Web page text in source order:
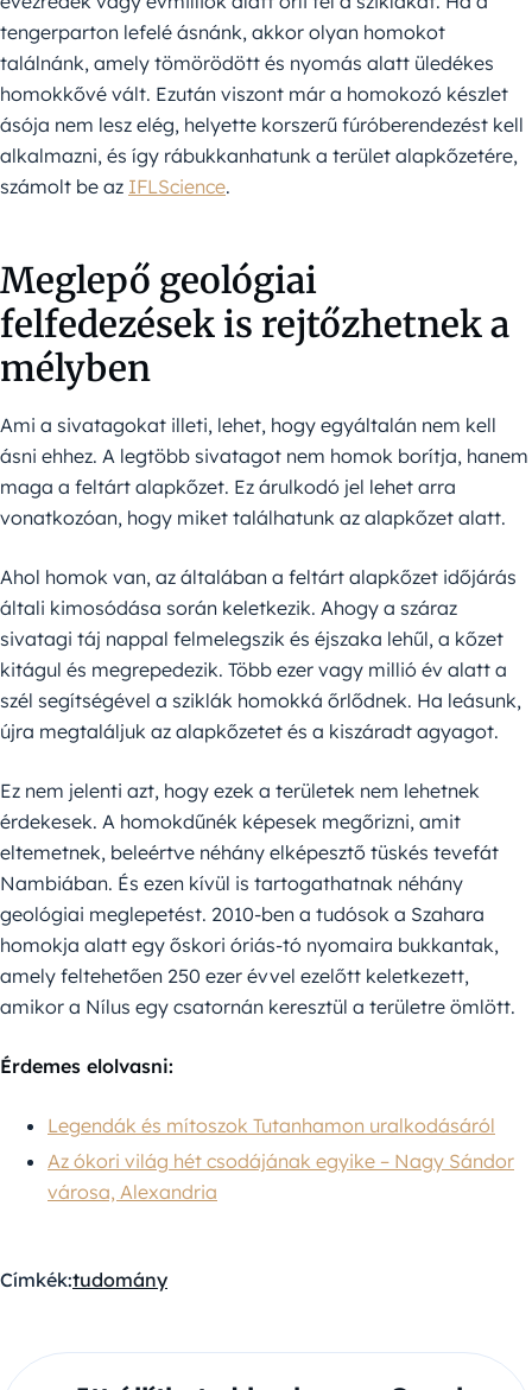
tengerparton lefelé ásnánk, akkor olyan homokot
találnánk, amely tömörödött és nyomás alatt üledékes
homokkővé vált. Ezután viszont már a homokozó készlet
ásója nem lesz elég, helyette korszerű fúróberendezést kell
alkalmazni, és így rábukkanhatunk a terület alapkőzetére,
számolt be az IFLScience.
Meglepő geológiai
felfedezések is rejtőzhetnek a
mélyben
Ami a sivatagokat illeti, lehet, hogy egyáltalán nem kell
ásni ehhez. A legtöbb sivatagot nem homok borítja, hanem
maga a feltárt alapkőzet. Ez árulkodó jel lehet arra
vonatkozóan, hogy miket találhatunk az alapkőzet alatt.
Ahol homok van, az általában a feltárt alapkőzet időjárás
általi kimosódása során keletkezik. Ahogy a száraz
sivatagi táj nappal felmelegszik és éjszaka lehűl, a kőzet
kitágul és megrepedezik. Több ezer vagy millió év alatt a
szél segítségével a sziklák homokká őrlődnek. Ha leásunk,
újra megtaláljuk az alapkőzetet és a kiszáradt agyagot.
Ez nem jelenti azt, hogy ezek a területek nem lehetnek
érdekesek. A homokdűnék képesek megőrizni, amit
eltemetnek, beleértve néhány elképesztő tüskés tevefát
Nambiában. És ezen kívül is tartogathatnak néhány
geológiai meglepetést. 2010-ben a tudósok a Szahara
homokja alatt egy őskori óriás-tó nyomaira bukkantak,
amely feltehetően 250 ezer évvel ezelőtt keletkezett,
amikor a Nílus egy csatornán keresztül a területre ömlött.
Érdemes elolvasni:
Legendák és mítoszok Tutanhamon uralkodásáról
Az ókori világ hét csodájának egyike – Nagy Sándor
városa, Alexandria
Címkék:tudomány